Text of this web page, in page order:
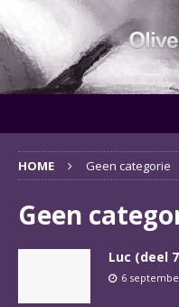
HOME Geen categorie
Geen
Luc (deel
6